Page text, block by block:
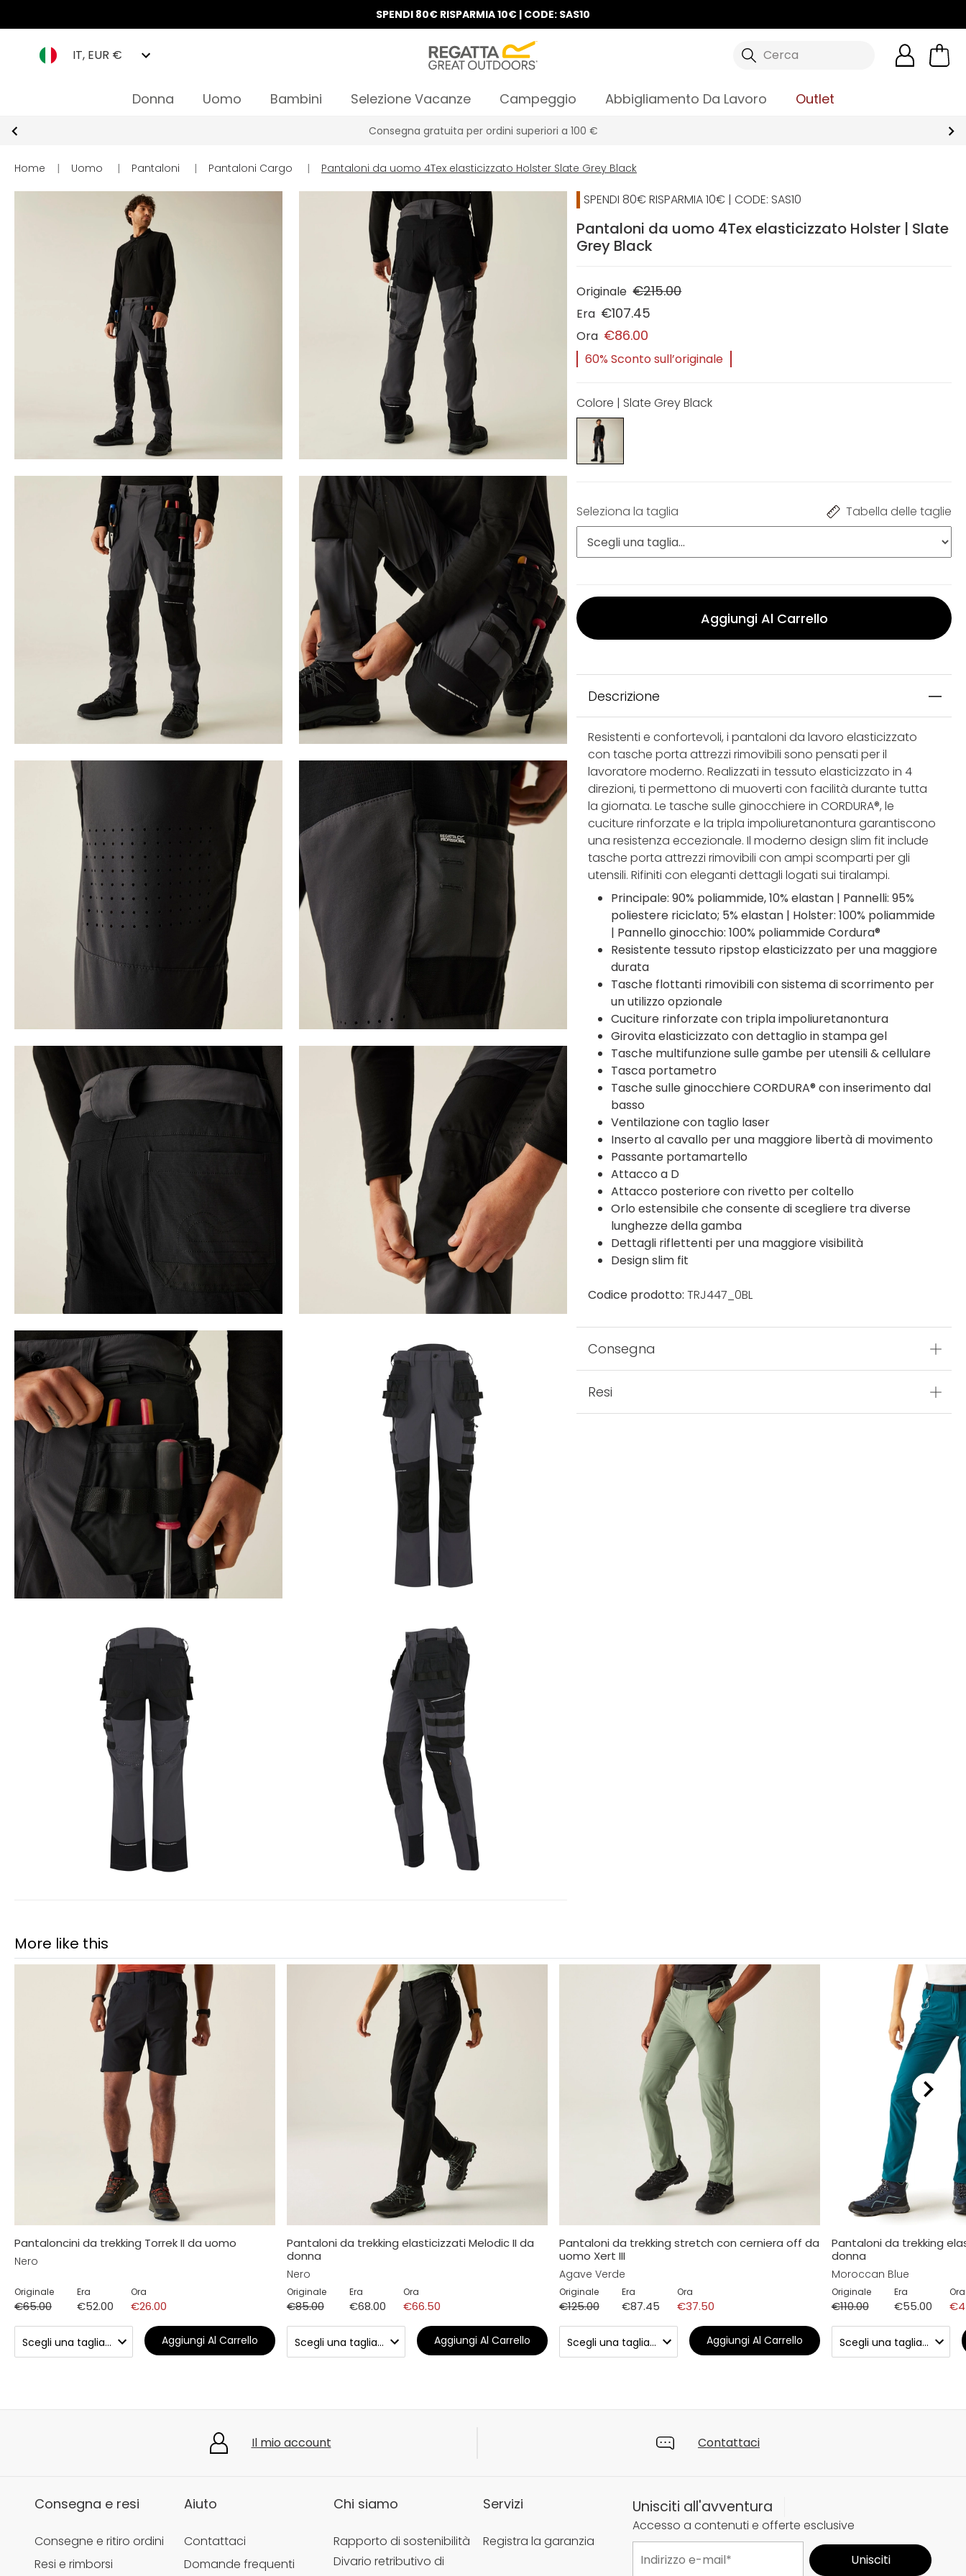
SPENDI 80€ RISPARMIA 10€ | CODE: SAS10
IT, EUR € Cerca
Donna Uomo Bambini Selezione Vacanze Campeggio Abbigliamento Da Lavoro Outlet
Consegna gratuita per ordini superiori a 100 €
Home | Uomo | Pantaloni | Pantaloni Cargo | Pantaloni da uomo 4Tex elasticizzato Holster Slate Grey Black
SPENDI 80€ RISPARMIA 10€ | CODE: SAS10
Pantaloni da uomo 4Tex elasticizzato Holster | Slate
Grey Black
Originale €215.00
Era €107.45
Ora €86.00
60% Sconto sull’originale
Colore | Slate Grey Black
Seleziona la taglia Tabella delle taglie
Aggiungi Al Carrello
Descrizione
Resistenti e confortevoli, i pantaloni da lavoro elasticizzato
con tasche porta attrezzi rimovibili sono pensati per il
lavoratore moderno. Realizzati in tessuto elasticizzato in 4
direzioni, ti permettono di muoverti con facilità durante tutta
la giornata. Le tasche sulle ginocchiere in CORDURA®, le
cuciture rinforzate e la tripla impoliuretanontura garantiscono
una resistenza eccezionale. Il moderno design slim fit include
tasche porta attrezzi rimovibili con ampi scomparti per gli
utensili. Rifiniti con eleganti dettagli logati sui tiralampi.
Principale: 90% poliammide, 10% elastan | Pannelli: 95%
poliestere riciclato; 5% elastan | Holster: 100% poliammide
| Pannello ginocchio: 100% poliammide Cordura®
Resistente tessuto ripstop elasticizzato per una maggiore
durata
Tasche flottanti rimovibili con sistema di scorrimento per
un utilizzo opzionale
Cuciture rinforzate con tripla impoliuretanontura
Girovita elasticizzato con dettaglio in stampa gel
Tasche multifunzione sulle gambe per utensili & cellulare
Tasca portametro
Tasche sulle ginocchiere CORDURA® con inserimento dal
basso
Ventilazione con taglio laser
Inserto al cavallo per una maggiore libertà di movimento
Passante portamartello
Attacco a D
Attacco posteriore con rivetto per coltello
Orlo estensibile che consente di scegliere tra diverse
lunghezze della gamba
Dettagli riflettenti per una maggiore visibilità
Design slim fit
Codice prodotto: TRJ447_0BL
Consegna
Resi
More like this
Pantaloncini da trekking Torrek II da uomo
Nero
Originale
€65.00
Era
€52.00
Ora
€26.00
Aggiungi Al Carrello
Pantaloni da trekking elasticizzati Melodic II da
donna
Nero
Originale
€85.00
Era
€68.00
Ora
€66.50
Aggiungi Al Carrello
Pantaloni da trekking stretch con cerniera off da
uomo Xert III
Agave Verde
Originale
€125.00
Era
€87.45
Ora
€37.50
Aggiungi Al Carrello
Pantaloni da trekking
donna
Moroccan Blue
Originale
€110.00
Era
€55.00
Ora
Il mio account Contattaci
Consegna e resi
Consegne e ritiro ordini
Resi e rimborsi
Aiuto
Contattaci
Domande frequenti
Chi siamo
Rapporto di sostenibilità
Divario retributivo di
Servizi
Registra la garanzia
Unisciti all'avventura
Accesso a contenuti e offerte esclusive